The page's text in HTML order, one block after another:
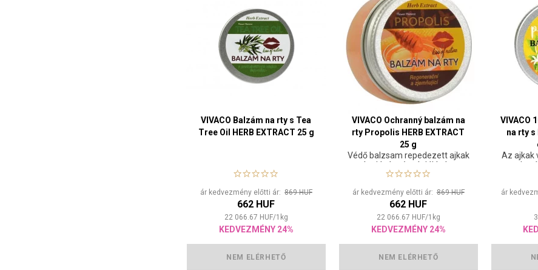
VIVACO Balzám na rty s Tea
Tree Oil HERB EXTRACT 25 g
ár kedvezmény előtti ár: 869 HUF
662 HUF
22 066.67 HUF/1 kg
KEDVEZMÉNY 24%
NEM ELÉRHETŐ
VIVACO Ochranný balzám na
rty Propolis HERB EXTRACT
25 g
Védő balzsam repedezett ajkak
ápolására és táplálására
ár kedvezmény előtti ár:869 HUF
662 HUF
22 066.67 HUF/1 kg
KEDVEZMÉNY 24%
NEM ELÉRHETŐ
VIVACO
na rty
Az ajkak
ár